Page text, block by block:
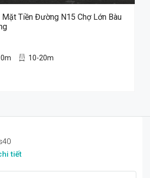
Mặt Tiền Đường N15 Chợ Lớn Bàu
m 10-20m
tiết